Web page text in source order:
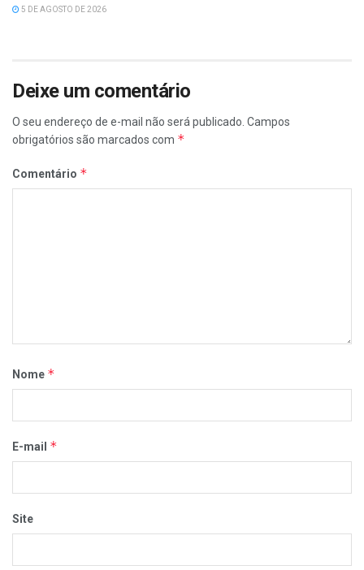
5 DE AGOSTO DE 2026
Deixe um comentário
O seu endereço de e-mail não será publicado. Campos
obrigatórios são marcados com *
Comentário *
Nome *
E-mail *
Site